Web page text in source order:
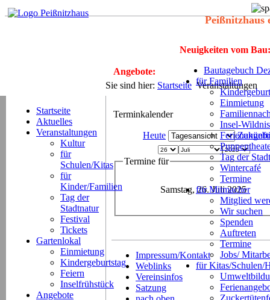
Peißnitzhaus
Neuigkeiten vom Bau:
Bautagebuch
für Familien
Einmietung
Insel-
Tag der
Wintercafé
Termine
für Mitmacher
Mitglied
Wir suchen
Spenden
Auftreten
Termine
Jobs/
für Kitas/Schulen/
Angebote:
Sie sind hier: Startseite Veranstaltungen
Startseite
Aktuelles
Veranstaltungen
Kultur
für
Schulen/Kitas
für
Kinder/Familien
Tag der
Stadtnatur
Festival
Tickets
Gartenlokal
Einmietung
Kindergeburtstag
Feiern
Inselfrühstück
Angebote
Terminkalender
Heute
Termine für
Samstag, 26. Juli 2025
Impressum/Kontakt
Weblinks
Vereinsinfos
Satzung